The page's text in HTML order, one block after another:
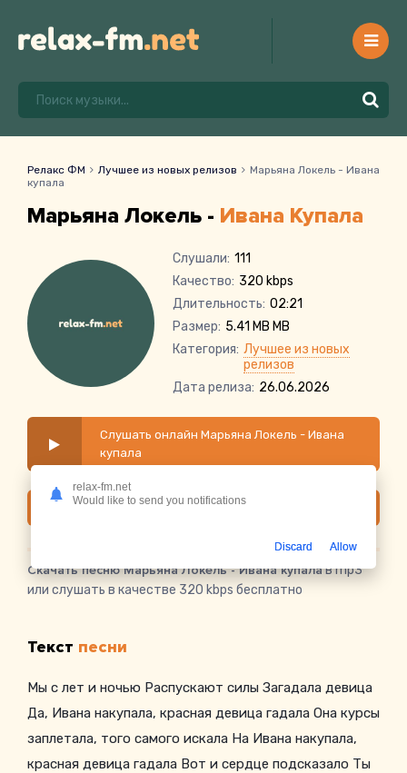
Релакс ФМ Лучшее из новых релизов
Марьяна Локель - Ивана
купала
Марьяна Локель - Ивана Купала
Слушали: 111
Качество: 320 kbps
Длительность: 02:21
Размер: 5.41 MB MB
Категория: Лучшее из новых
релизов
Дата релиза: 26.06.2026
Слушать онлайн Марьяна Локель - Ивана
купала
Скачать
Скачать песню Марьяна Локель - Ивана купалав mp3
или слушать в качестве 320 kbps бесплатно
Текст песни
Мы с лет и ночью Распускают силы Загадала девица
Да, Ивана накупала, красная девица гадала Она курсы
заплетала, того самого искала На Ивана накупала,
красная девица гадала Вот и сердце подсказало Ты
relax-fm.net
Would like to send you notifications
Discard Allow